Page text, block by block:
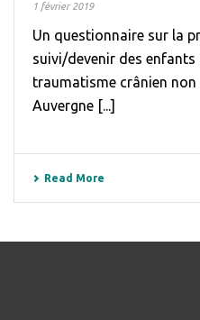
1 février 2019
Un questionnaire sur la
suivi/devenir des enfants
traumatisme crânien
Auvergne [...]
Read More